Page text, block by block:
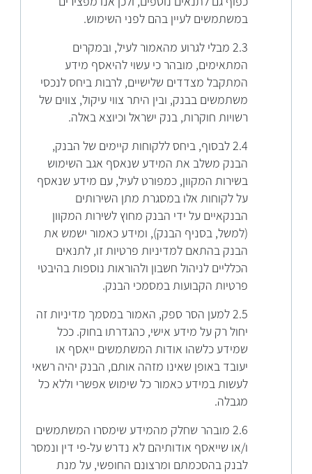
במשתמשים לעיין בהם לפני השימוש.
2.3 מבלי לגרוע מהאמור לעיל, ובמקרים
המתאימים, מובהר כי עשוי להיאסף מידע
המתקבל מצדדים שלישיים, לרבות ביחס לנכסי
משתמשים בבנק, ובין היתר צווי עיקול, צווים של
רשויות חוקרות, בנק ישראל וכיוצא באלה.
2.4 לבסוף, ביחס ללקוחות קיימים של הבנק,
הבנק משלב את המידע שנאסף אגב השימוש
בשירות המקוון, כמפורט לעיל, עם מידע שנאסף
על לקוחות אלו במסגרת מתן השירותים
הבנקאיים על ידי הבנק מחוץ לשירות המקוון
(למשל, בסניף הבנק), ומידע כאמור ישמש את
הבנק בהתאם למדיניות פרטיות זו, לתנאים
הכלליים לניהול חשבון ולהוראות נוספות בהיבטי
פרטיות הקבועות במסמכי הבנק.
2.5 למען הסר ספק, האמור במסמך מדיניות זה
יחול רק על מידע אישי, כהגדרתו בחוק. ככל
שמידע כלשהו אודות המשתמשים ייאסף או
יעובד באופן שאינו מזהה אותם, הבנק יהיה רשאי
לעשות במידע כאמור כל שימוש אפשרי וללא כל
מגבלה.
2.6 מובהר שחלק מהמידע שימסרו המשתמשים
ו/או שייאסף אודותיהם לא נדרש על-פי דין ונמסר
לבנק בהסכמתם ומרצונם החופשי, על מנת